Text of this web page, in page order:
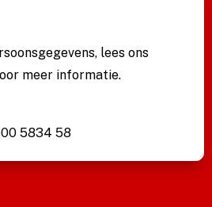
lees ons
meer informatie.
5834 58